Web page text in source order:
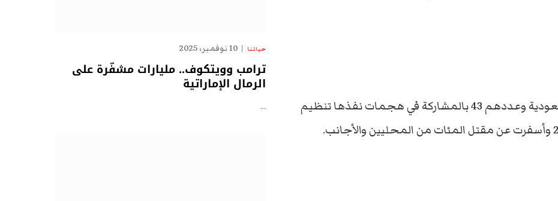
وأدين الاشخاص الذين تم اعدامهم في السعودية وعددهم 43 بالمشاركة في هجمات نفذها تنظيم
حياتنا 10 نوفمبر، 2025
ترامب وويتكوف.. مليارات مشفّرة على
الرمال الإماراتية
…